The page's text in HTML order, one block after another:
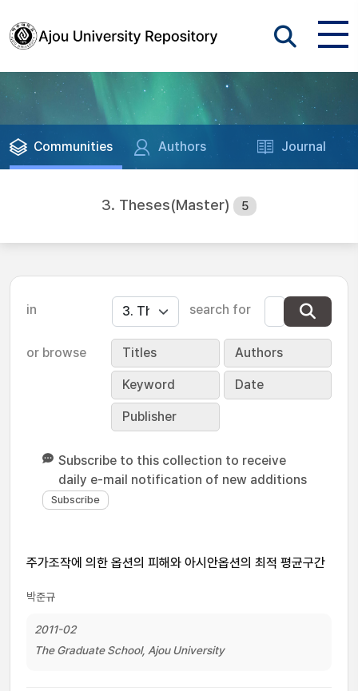
Communities Authors Journal
3. Theses(Master) 5
in search for
or browse Titles Authors
Keyword Date
Publisher
Subscribe to this collection to receive
daily e-mail notification of new additions
주가조작에 의한 옵션의 피해와 아시안옵션의 최적 평균구간
박준규
2011-02
The Graduate School, Ajou University